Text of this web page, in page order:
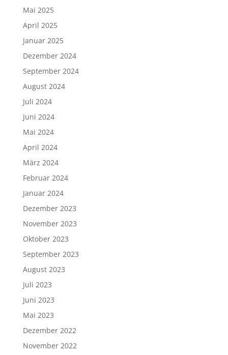
Mai 2025
April 2025
Januar 2025
Dezember 2024
September 2024
August 2024
Juli 2024
Juni 2024
Mai 2024
April 2024
März 2024
Februar 2024
Januar 2024
Dezember 2023
November 2023
Oktober 2023
September 2023
August 2023
Juli 2023
Juni 2023
Mai 2023
Dezember 2022
November 2022